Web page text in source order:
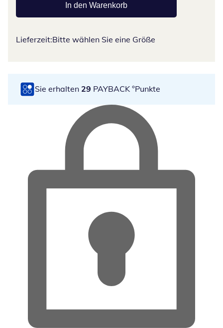
In den Warenkorb
Lieferzeit:Bitte wählen Sie eine Größe
Sie erhalten 29 PAYBACK °Punkte